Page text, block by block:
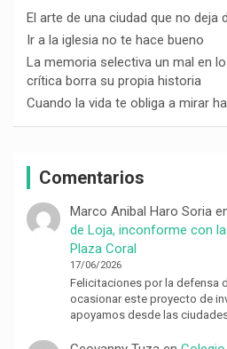
El arte de una ciudad que no deja
Ir a la iglesia no te hace bueno
La memoria selectiva un mal en
crítica borra su propia historia
Cuando la vida te obliga a mirar
Comentarios
Marco Anibal Haro Soria
de Loja, inconforme con
Plaza Coral
17/06/2026
Felicitaciones por la defensa
ocasionar este proyecto de
apoyamos desde las